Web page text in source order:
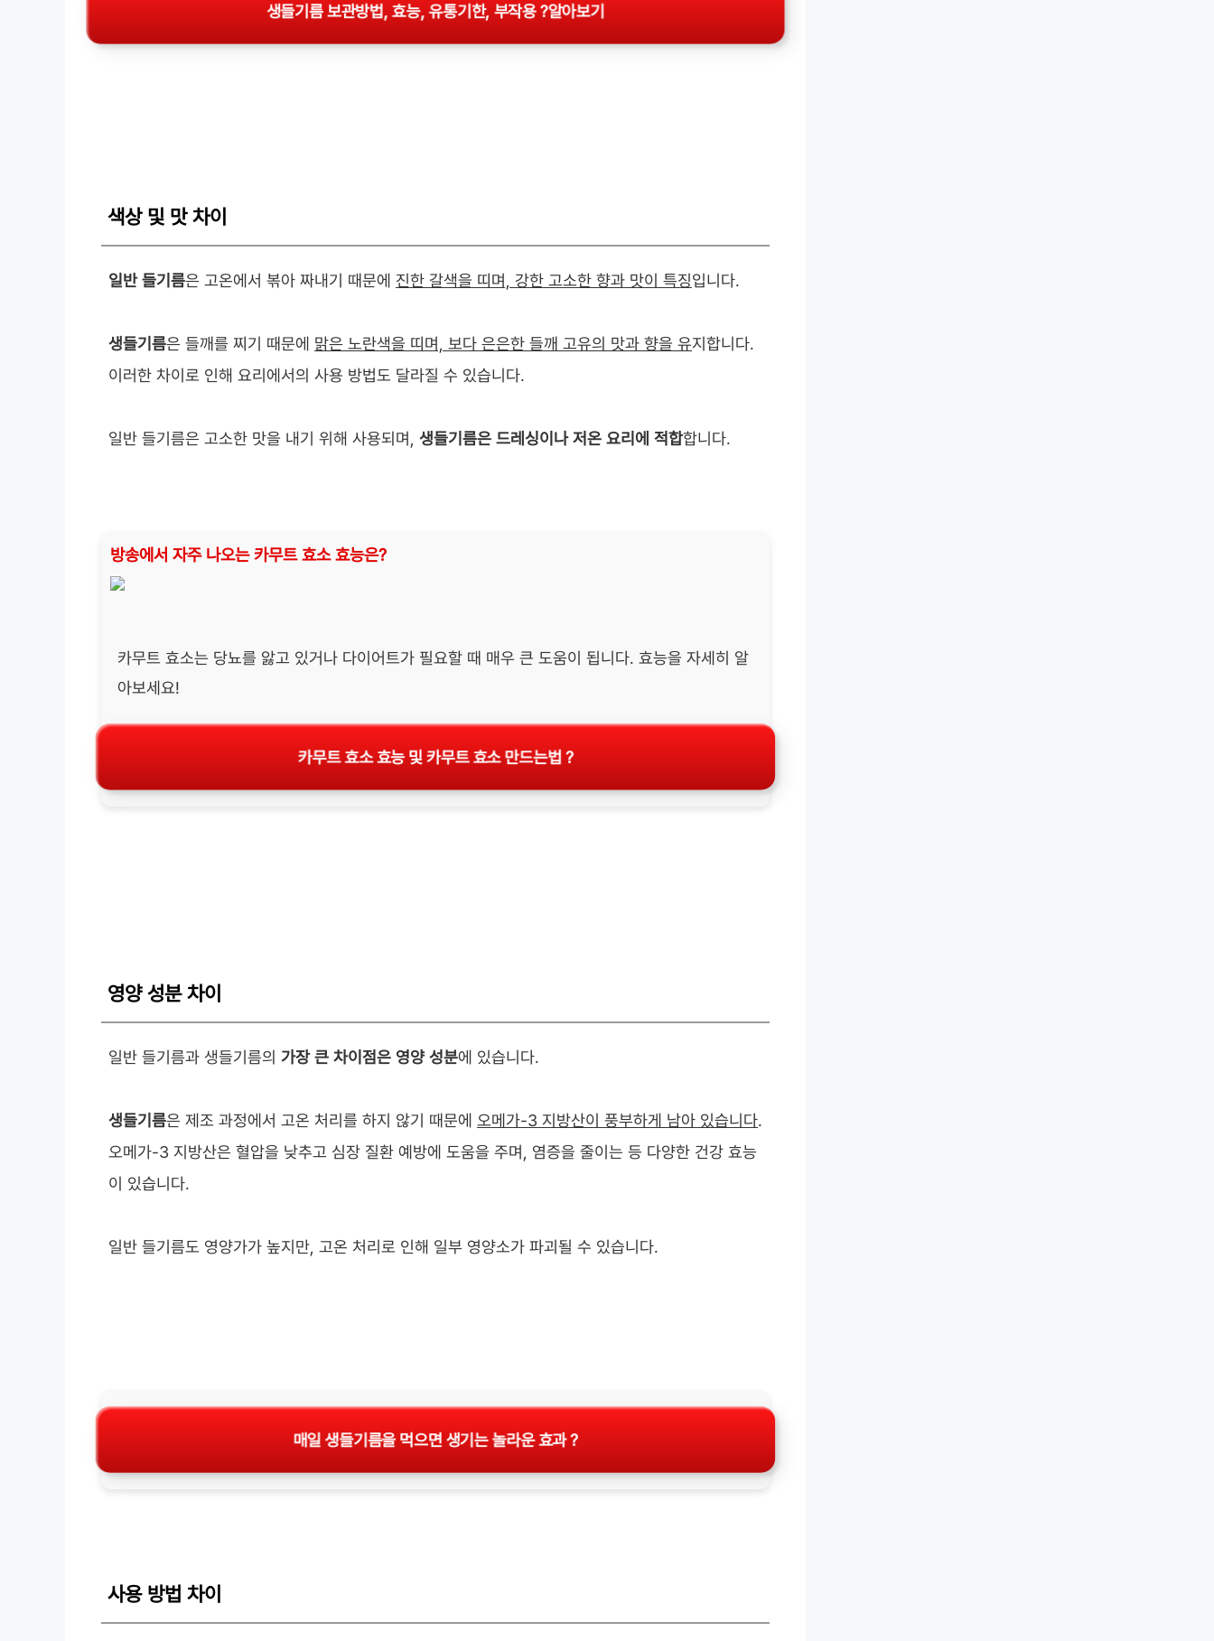
생들기름 보관방법, 효능, 유통기한, 부작용 ?알아보기
색상 및 맛 차이
일반 들기름은 고온에서 볶아 짜내기 때문에 진한 갈색을 띠며, 강한 고소한 향과 맛이 특징입니다.
생들기름은 들깨를 찌기 때문에 맑은 노란색을 띠며, 보다 은은한 들깨 고유의 맛과 향을 유지합니다.
이러한 차이로 인해 요리에서의 사용 방법도 달라질 수 있습니다.
일반 들기름은 고소한 맛을 내기 위해 사용되며, 생들기름은 드레싱이나 저온 요리에 적합합니다.
방송에서 자주 나오는 카무트 효소 효능은?
카무트 효소는 당뇨를 앓고 있거나 다이어트가 필요할 때 매우 큰 도움이 됩니다. 효능을 자세히 알
아보세요!
카무트 효소 효능 및 카무트 효소 만드는법 ?
영양 성분 차이
일반 들기름과 생들기름의 가장 큰 차이점은 영양 성분에 있습니다.
생들기름은 제조 과정에서 고온 처리를 하지 않기 때문에 오메가-3 지방산이 풍부하게 남아 있습니다.
오메가-3 지방산은 혈압을 낮추고 심장 질환 예방에 도움을 주며, 염증을 줄이는 등 다양한 건강 효능
이 있습니다.
일반 들기름도 영양가가 높지만, 고온 처리로 인해 일부 영양소가 파괴될 수 있습니다.
매일 생들기름을 먹으면 생기는 놀라운 효과 ?
사용 방법 차이